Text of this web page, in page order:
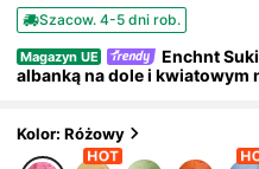
Szacow. 4-5 dni rob.
Magazyn UE
Enchnt
albanką na dole i kwiatowym
Kolor: Różowy